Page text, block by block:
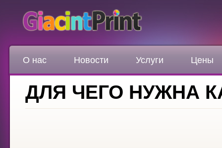
О нас Новости Услуги Цены
ДЛЯ ЧЕГО НУЖНА